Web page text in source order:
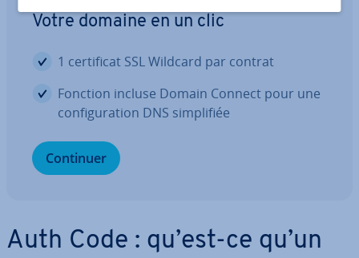
Votre domaine en un clic
1 cer­ti­fi­cat SSL Wildcard par contrat
Fonction incluse Domain Connect pour une
con­fi­gu­ra­tion DNS sim­pli­fiée
Continuer
Auth Code : qu’est-ce qu’un